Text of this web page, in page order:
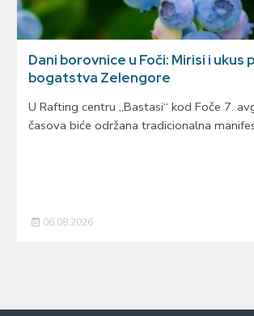
Dani borovnice u Foči: Mirisi i ukus
bogatstva Zelengore
U Rafting centru „Bastasi“ kod Foče 7.
časova biće održana tradicionalna
06.08.2026